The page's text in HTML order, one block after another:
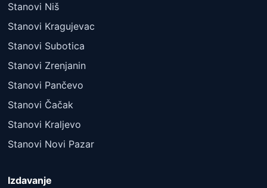
Stanovi Niš
Stanovi Kragujevac
Stanovi Subotica
Stanovi Zrenjanin
Stanovi Pančevo
Stanovi Čačak
Stanovi Kraljevo
Stanovi Novi Pazar
Izdavanje